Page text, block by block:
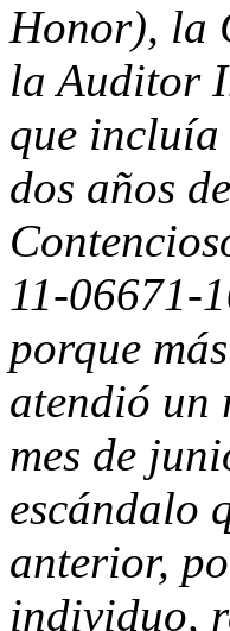
Honor), la
la Auditor
que incluía
dos años
11-06671-
porque
atendió un
mes de
escándalo
anterior,
individuo,